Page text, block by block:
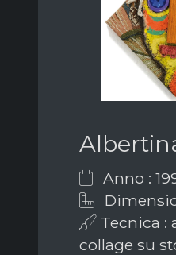
Anno :
Tecnica :
collage su